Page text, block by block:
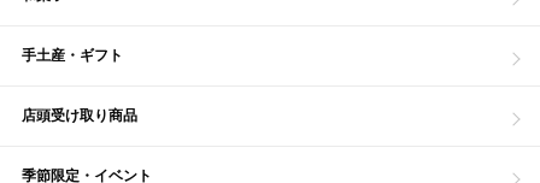
手土産・ギフト
店頭受け取り商品
季節限定・イベント